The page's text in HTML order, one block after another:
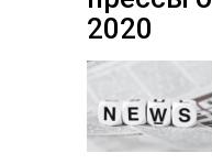
2020